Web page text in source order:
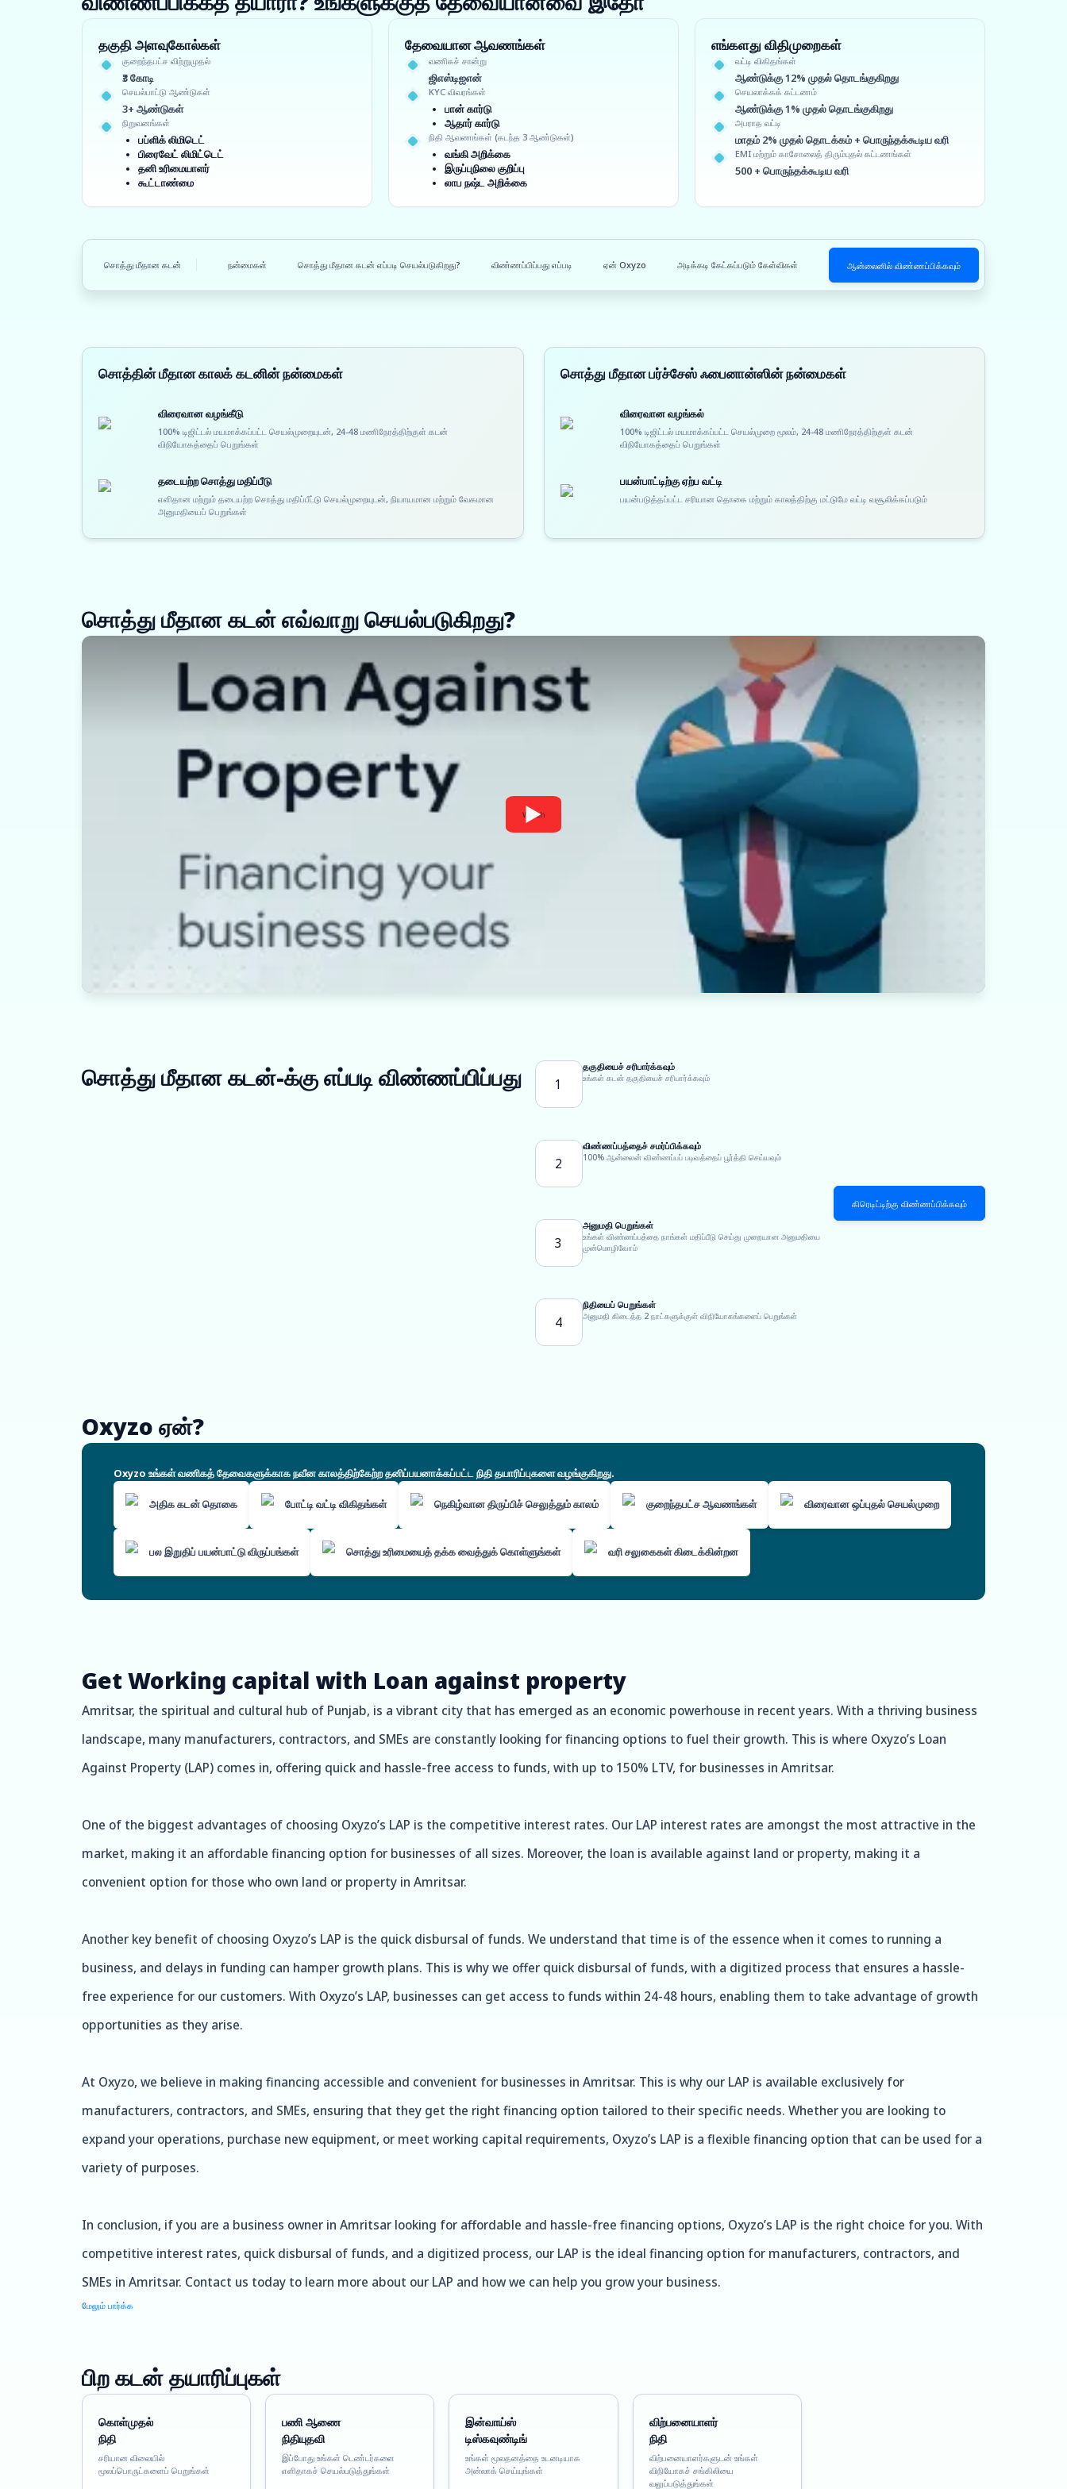
தகுதி அளவுகோல்கள்
குறைந்தபட்ச விற்றுமுதல்
₹3 கோடி
செயல்பாட்டு ஆண்டுகள்
3+ ஆண்டுகள்
நிறுவனங்கள்
பப்ளிக் லிமிடெட்
பிரைவேட் லிமிட்டெட்
தனி உரிமையாளர்
கூட்டாண்மை
தேவையான ஆவணங்கள்
வணிகச் சான்று
ஜிஎஸ்டிஐஎன்
KYC விவரங்கள்
பான் கார்டு
ஆதார் கார்டு
நிதி ஆவணங்கள் (கடந்த 3 ஆண்டுகள்)
வங்கி அறிக்கை
இருப்புநிலை குறிப்பு
லாப நஷ்ட அறிக்கை
எங்களது விதிமுறைகள்
வட்டி விகிதங்கள்
ஆண்டுக்கு 12% முதல் தொடங்குகிறது
செயலாக்கக் கட்டணம்
ஆண்டுக்கு 1% முதல் தொடங்குகிறது
அபராத வட்டி
மாதம் 2% முதல் தொடக்கம் + பொருந்தக்கூடிய வரி
EMI மற்றும் காசோலைத் திரும்புதல் கட்டணங்கள்
500 + பொருந்தக்கூடிய வரி
சொத்து மீதான கடன் நன்மைகள் சொத்து மீதான கடன் எப்படி செயல்படுகிறது? விண்ணப்பிப்பது எப்படி ஏன் Oxyzo அடிக்கடி கேட்கப்படும் கேள்விகள் ஆன்லைனில் விண்ணப்பிக்கவும்
சொத்தின் மீதான காலக் கடனின் நன்மைகள்
விரைவான வழங்கீடு
100% டிஜிட்டல் மயமாக்கப்பட்ட செயல்முறையுடன், 24-48 மணிநேரத்திற்குள் கடன்
விநியோகத்தைப் பெறுங்கள்
தடையற்ற சொத்து மதிப்பீடு
எளிதான மற்றும் தடையற்ற சொத்து மதிப்பீட்டு செயல்முறையுடன், நியாயமான மற்றும் வேகமான
அனுமதியைப் பெறுங்கள்
சொத்து மீதான பர்ச்சேஸ் ஃபைனான்ஸின் நன்மைகள்
விரைவான வழங்கல்
100% டிஜிட்டல் மயமாக்கப்பட்ட செயல்முறை மூலம், 24-48 மணிநேரத்திற்குள் கடன்
விநியோகத்தைப் பெறுங்கள்
பயன்பாட்டிற்கு ஏற்ப வட்டி
பயன்படுத்தப்பட்ட சரியான தொகை மற்றும் காலத்திற்கு மட்டுமே வட்டி வசூலிக்கப்படும்
சொத்து மீதான கடன் எவ்வாறு செயல்படுகிறது?
Watch
சொத்து மீதான கடன்-க்கு எப்படி விண்ணப்பிப்பது 1
தகுதியைச் சரிபார்க்கவும்
உங்கள் கடன் தகுதியைச் சரிபார்க்கவும்
2
விண்ணப்பத்தைச் சமர்ப்பிக்கவும்
100% ஆன்லைன் விண்ணப்பப் படிவத்தைப் பூர்த்தி செய்யவும்
3
அனுமதி பெறுங்கள்
உங்கள் விண்ணப்பத்தை நாங்கள் மதிப்பீடு செய்து முறையான அனுமதியை
முன்மொழிவோம்
4
நிதியைப் பெறுங்கள்
அனுமதி கிடைத்த 2 நாட்களுக்குள் விநியோகங்களைப் பெறுங்கள்
கிரெடிட்டிற்கு விண்ணப்பிக்கவும்
Oxyzo ஏன்?
Oxyzo உங்கள் வணிகத் தேவைகளுக்காக நவீன காலத்திற்கேற்ற தனிப்பயனாக்கப்பட்ட நிதி தயாரிப்புகளை வழங்குகிறது.
அதிக கடன் தொகை போட்டி வட்டி விகிதங்கள் நெகிழ்வான திருப்பிச் செலுத்தும் காலம் குறைந்தபட்ச ஆவணங்கள் விரைவான ஒப்புதல் செயல்முறை
பல இறுதிப் பயன்பாட்டு விருப்பங்கள் சொத்து உரிமையைத் தக்க வைத்துக் கொள்ளுங்கள் வரி சலுகைகள் கிடைக்கின்றன
Get Working capital with Loan against property
Amritsar, the spiritual and cultural hub of Punjab, is a vibrant city that has emerged as an economic powerhouse in recent years. With a thriving business
landscape, many manufacturers, contractors, and SMEs are constantly looking for financing options to fuel their growth. This is where Oxyzo’s Loan
Against Property (LAP) comes in, offering quick and hassle-free access to funds, with up to 150% LTV, for businesses in Amritsar.
One of the biggest advantages of choosing Oxyzo’s LAP is the competitive interest rates. Our LAP interest rates are amongst the most attractive in the
market, making it an affordable financing option for businesses of all sizes. Moreover, the loan is available against land or property, making it a
convenient option for those who own land or property in Amritsar.
Another key benefit of choosing Oxyzo’s LAP is the quick disbursal of funds. We understand that time is of the essence when it comes to running a
business, and delays in funding can hamper growth plans. This is why we offer quick disbursal of funds, with a digitized process that ensures a hassle-
free experience for our customers. With Oxyzo’s LAP, businesses can get access to funds within 24-48 hours, enabling them to take advantage of growth
opportunities as they arise.
At Oxyzo, we believe in making financing accessible and convenient for businesses in Amritsar. This is why our LAP is available exclusively for
manufacturers, contractors, and SMEs, ensuring that they get the right financing option tailored to their specific needs. Whether you are looking to
expand your operations, purchase new equipment, or meet working capital requirements, Oxyzo’s LAP is a flexible financing option that can be used for a
variety of purposes.
In conclusion, if you are a business owner in Amritsar looking for affordable and hassle-free financing options, Oxyzo’s LAP is the right choice for you. With
competitive interest rates, quick disbursal of funds, and a digitized process, our LAP is the ideal financing option for manufacturers, contractors, and
SMEs in Amritsar. Contact us today to learn more about our LAP and how we can help you grow your business.
மேலும் பார்க்க
பிற கடன் தயாரிப்புகள்
கொள்முதல்
நிதி
சரியான விலையில்
மூலப்பொருட்களைப் பெறுங்கள்
பணி ஆணை
நிதியுதவி
இப்போது உங்கள் டெண்டர்களை
எளிதாகச் செயல்படுத்துங்கள்
இன்வாய்ஸ்
டிஸ்கவுண்டிங்
உங்கள் மூலதனத்தை உடனடியாக
அன்லாக் செய்யுங்கள்
விற்பனையாளர்
நிதி
விற்பனையாளர்களுடன் உங்கள்
விநியோகச் சங்கிலியை
வலுப்படுத்துங்கள்